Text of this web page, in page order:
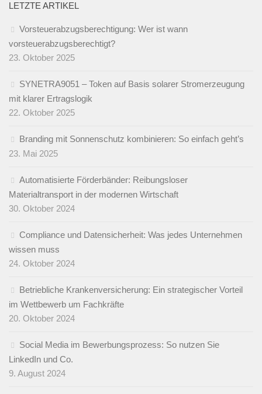
LETZTE ARTIKEL
Vorsteuerabzugsberechtigung: Wer ist wann
vorsteuerabzugsberechtigt?
23. Oktober 2025
SYNETRA9051 – Token auf Basis solarer Stromerzeugung
mit klarer Ertragslogik
22. Oktober 2025
Branding mit Sonnenschutz kombinieren: So einfach geht’s
23. Mai 2025
Automatisierte Förderbänder: Reibungsloser
Materialtransport in der modernen Wirtschaft
30. Oktober 2024
Compliance und Datensicherheit: Was jedes Unternehmen
wissen muss
24. Oktober 2024
Betriebliche Krankenversicherung: Ein strategischer Vorteil
im Wettbewerb um Fachkräfte
20. Oktober 2024
Social Media im Bewerbungsprozess: So nutzen Sie
LinkedIn und Co.
9. August 2024